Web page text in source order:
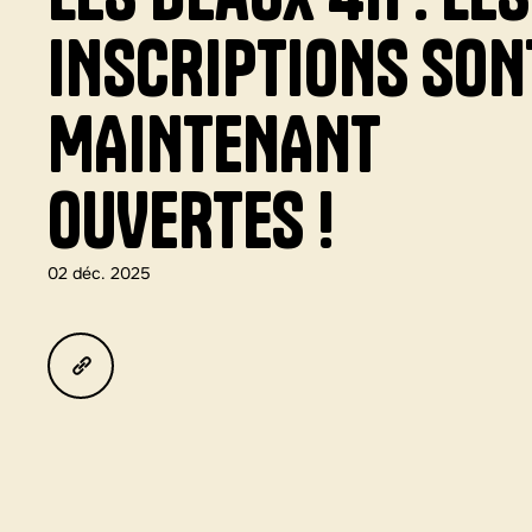
INSCRIPTIONS
MAINTENANT
OUVERTES !
02 déc. 2025